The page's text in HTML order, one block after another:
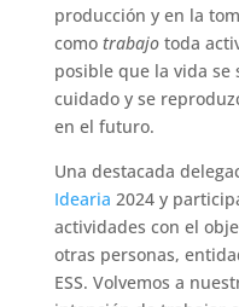
producción y en la
como trabajotoda
posible que la vida se
cuidado y se
en el futuro.
Una destacada
Idearia 2024 y
actividades con el
otras personas,
ESS. Volvemos a